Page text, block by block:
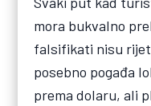
mora bukvalno
falsifikati nisu
posebno pogađa
prema dolaru, ali